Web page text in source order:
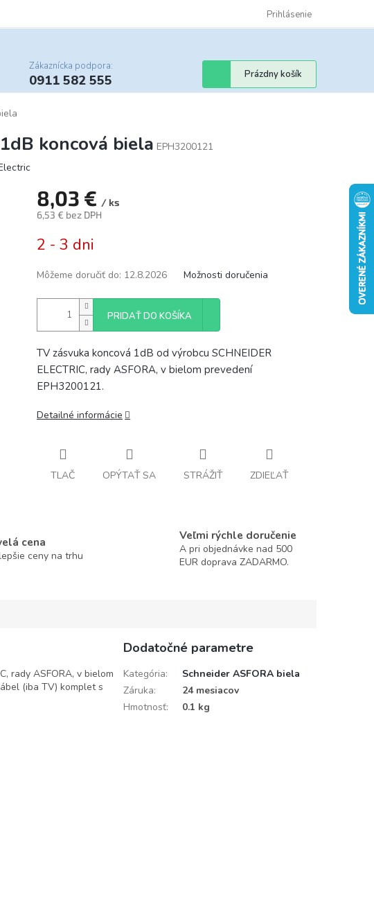
Obchodné podmienky
Prihlásenie
Zákaznícka podpora:
0911 582 555
Nákupný
košík
Prázdny košík
koncová biela EPH3200121
8,03 € / ks
6,53 € bez DPH
cena:
2 - 3 dni
Môžeme doručiť do: 12.8.2026 Možnosti doručenia
PRIDAŤ DO KOŠÍKA
TV zásvuka koncová 1dB od výrobcu SCHNEIDER
ELECTRIC, rady ASFORA, v bielom prevedení
EPH3200121.
Detailné informácie
TLAČ OPÝTAŤ SA STRÁŽIŤ ZDIEĽAŤ
cena
ceny na trhu
Veľmi rýchle doručenie
A pri objednávke nad 500
EUR doprava ZADARMO.
rady ASFORA, v bielom
(iba TV) komplet s
Dodatočné parametre
Kategória:
Schneider ASFORA biela
Záruka:
24 mesiacov
Hmotnosť: 0.1 kg